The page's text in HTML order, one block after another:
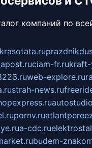
компаний по
krasotata.ru
ciam-fr.rukraft-
web-explore.ru
strah-news.ru
pornv.ru
a-cdc.ru
budem-